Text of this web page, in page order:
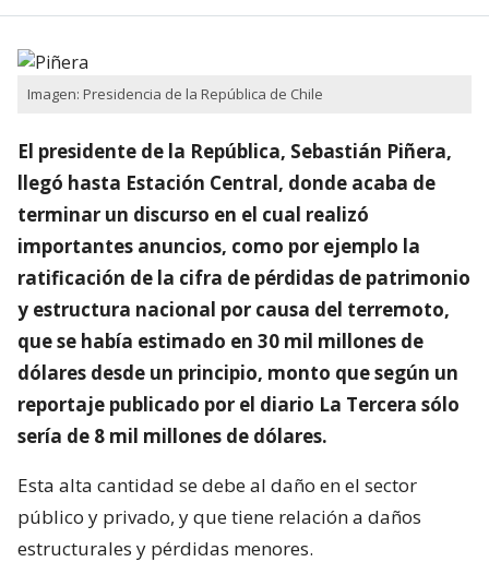
Imagen: Presidencia de la República de Chile
El presidente de la República, Sebastián Piñera,
llegó hasta Estación Central, donde acaba de
terminar un discurso en el cual realizó
importantes anuncios, como por ejemplo la
ratificación de la cifra de pérdidas de patrimonio
y estructura nacional por causa del terremoto,
que se había estimado en 30 mil millones de
dólares desde un principio, monto que según un
reportaje publicado por el diario La Tercera sólo
sería de 8 mil millones de dólares.
Esta alta cantidad se debe al daño en el sector
público y privado, y que tiene relación a daños
estructurales y pérdidas menores.